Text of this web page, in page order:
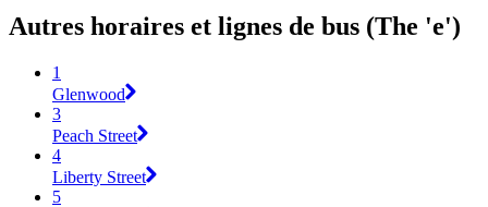
Autres horaires et lignes de bus (The 'e')
1
Glenwood
3
Peach Street
4
Liberty Street
5